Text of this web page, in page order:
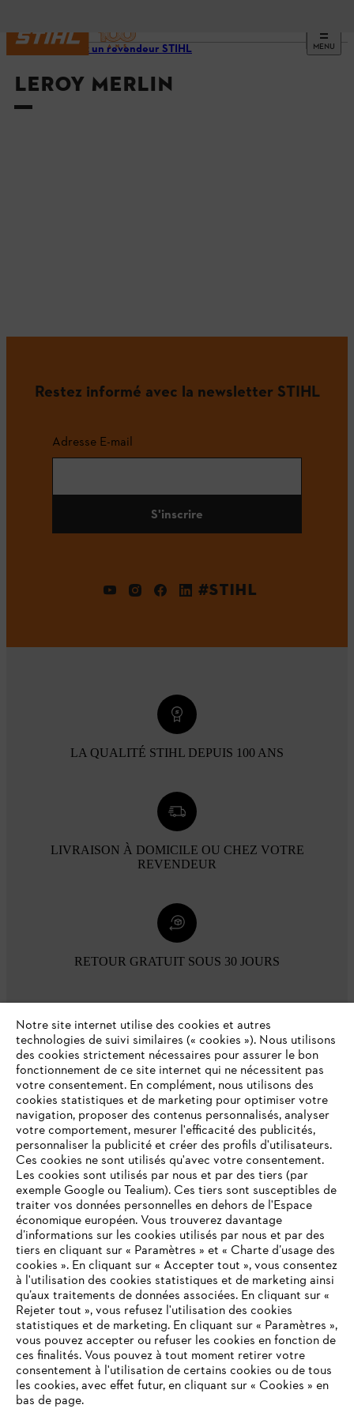
MENU
Trouvez un revendeur STIHL
LEROY MERLIN
Restez informé avec la newsletter STIHL
Adresse E-mail
S'inscrire
#STIHL
LA QUALITÉ STIHL DEPUIS 100 ANS
LIVRAISON À DOMICILE OU CHEZ VOTRE
REVENDEUR
RETOUR GRATUIT SOUS 30 JOURS
L'Entreprise
Questions / Réponses
Service
Conditions Générales de Vente
VOTRE NAVIGATEUR INTERNET
N'EST PLUS PRIS EN CHARGE
Vous utilisez un navigateur Internet que nous ne prenons plus
en charge, et certaines fonctionnalités de notre site ne
peuvent fonctionner correctement. Pour une utilisation
Notre site internet utilise des cookies et autres
technologies de suivi similaires (« cookies »). Nous utilisons
des cookies strictement nécessaires pour assurer le bon
fonctionnement de ce site internet qui ne nécessitent pas
votre consentement. En complément, nous utilisons des
cookies statistiques et de marketing pour optimiser votre
navigation, proposer des contenus personnalisés, analyser
votre comportement, mesurer l'efficacité des publicités,
personnaliser la publicité et créer des profils d'utilisateurs.
Ces cookies ne sont utilisés qu'avec votre consentement.
Les cookies sont utilisés par nous et par des tiers (par
exemple Google ou Tealium). Ces tiers sont susceptibles de
traiter vos données personnelles en dehors de l'Espace
économique européen. Vous trouverez davantage
d’informations sur les cookies utilisés par nous et par des
tiers en cliquant sur « Paramètres » et « Charte d’usage des
cookies ». En cliquant sur « Accepter tout », vous consentez
à l'utilisation des cookies statistiques et de marketing ainsi
qu’aux traitements de données associées. En cliquant sur «
Rejeter tout », vous refusez l'utilisation des cookies
statistiques et de marketing. En cliquant sur « Paramètres »,
vous pouvez accepter ou refuser les cookies en fonction de
ces finalités. Vous pouvez à tout moment retirer votre
consentement à l'utilisation de certains cookies ou de tous
les cookies, avec effet futur, en cliquant sur « Cookies » en
bas de page.